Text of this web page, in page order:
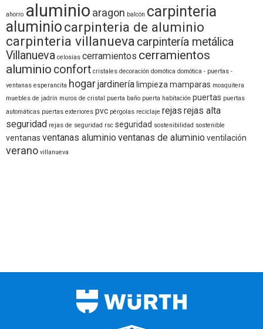
ahorro aluminio aragon balcón carpinteria
aluminiocarpinteria de aluminio
carpinteria villanueva carpintería metálica
Villanueva celosías cerramientos cerramientos
aluminio confort cristales decoración domótica domótica - puertas -
ventanas esperancita hogarjardinería limpieza mamparas mosquitera
muebles de jadrín muros de cristal puerta baño puerta habitación puertas puertas
automáticas puertas exteriores pvc pérgolas reciclaje rejas rejas alta
seguridad rejas de seguridad rsc seguridad sostenibilidad sostenible
ventanas ventanas aluminioventanas de aluminioventilación
verano villanueva